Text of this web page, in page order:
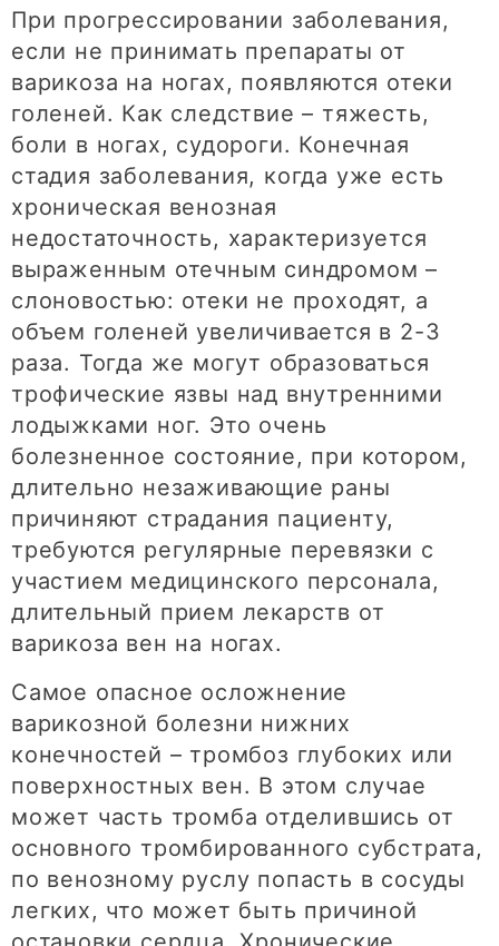
При прогрессировании заболевания,
если не принимать препараты от
варикоза на ногах, появляются отеки
голеней. Как следствие – тяжесть,
боли в ногах, судороги. Конечная
стадия заболевания, когда уже есть
хроническая венозная
недостаточность, характеризуется
выраженным отечным синдромом –
слоновостью: отеки не проходят, а
объем голеней увеличивается в 2-3
раза. Тогда же могут образоваться
трофические язвы над внутренними
лодыжками ног. Это очень
болезненное состояние, при котором,
длительно незаживающие раны
причиняют страдания пациенту,
требуются регулярные перевязки с
участием медицинского персонала,
длительный прием лекарств от
варикоза вен на ногах.
Самое опасное осложнение
варикозной болезни нижних
конечностей – тромбоз глубоких или
поверхностных вен. В этом случае
может часть тромба отделившись от
основного тромбированного субстрата,
по венозному руслу попасть в сосуды
легких, что может быть причиной